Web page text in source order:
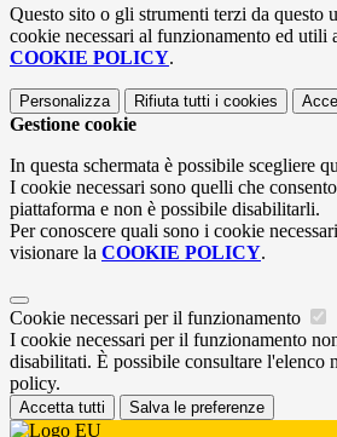
Questo sito o gli strumenti terzi da questo
cookie necessari al funzionamento ed utili
COOKIE POLICY.
Personalizza Rifiuta tutti i cookies
Gestione cookie
In questa schermata è possibile scegliere
I cookie necessari sono quelli che
piattaforma e non è possibile disabilitarli.
Per conoscere quali sono i cookie
visionare la COOKIE POLICY.
Cookie necessari per il funzionamento
I cookie necessari per il funzionamento
disabilitati. È possibile consultare l'elenco
policy.
Accetta tutti Salva le preferenze